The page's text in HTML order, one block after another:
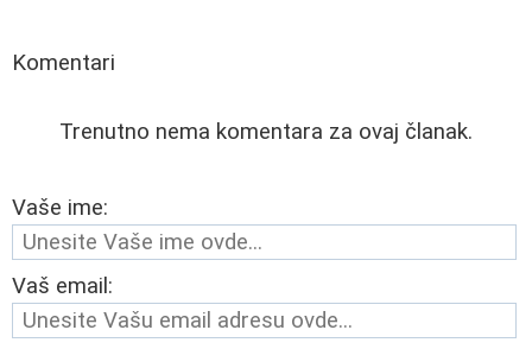
Komentari
Trenutno nema komentara za ovaj članak.
Vaše ime:
Vaš email: